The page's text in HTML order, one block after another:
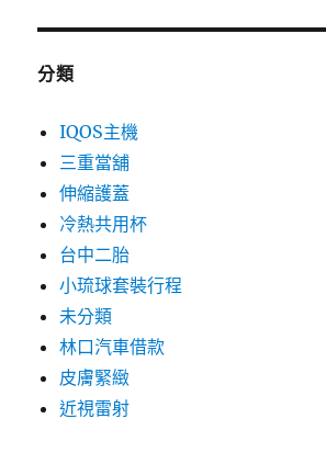
分類
IQOS主機
三重當舖
伸縮護蓋
冷熱共用杯
台中二胎
小琉球套裝行程
未分類
林口汽車借款
皮膚緊緻
近視雷射